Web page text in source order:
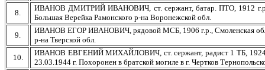
8.
ИВАНОВ ДМИТРИЙ ИВАНОВИЧ, ст. сержант, батар. ПТО, 1912 г.р.,
Большая Верейка Рамонского р-на Воронежской обл.
9.
ИВАНОВ ЕГОР ИВАНОВИЧ, рядовой МСБ, 1906 г.р., Смоленская обл.,
р-на Тверской обл.
10.
ИВАНОВ ЕВГЕНИЙ МИХАЙЛОВИЧ, ст. сержант, радист 1 ТБ, 1924
23.03.1944 г. Похоронен в братской могиле в г. Чертков